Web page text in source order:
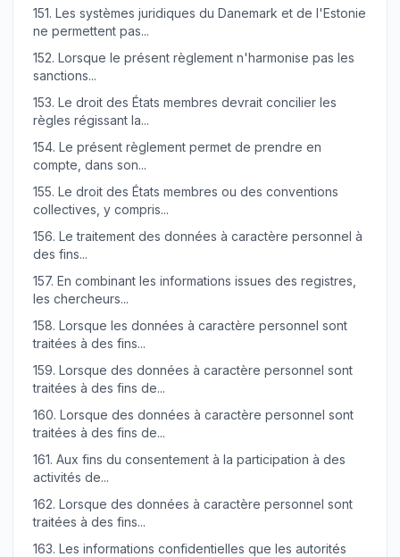
151. Les systèmes juridiques du Danemark et de l'Estonie
ne permettent pas...
152. Lorsque le présent règlement n'harmonise pas les
sanctions...
153. Le droit des États membres devrait concilier les
règles régissant la...
154. Le présent règlement permet de prendre en
compte, dans son...
155. Le droit des États membres ou des conventions
collectives, y compris...
156. Le traitement des données à caractère personnel à
des fins...
157. En combinant les informations issues des registres,
les chercheurs...
158. Lorsque les données à caractère personnel sont
traitées à des fins...
159. Lorsque des données à caractère personnel sont
traitées à des fins de...
160. Lorsque des données à caractère personnel sont
traitées à des fins de...
161. Aux fins du consentement à la participation à des
activités de...
162. Lorsque des données à caractère personnel sont
traitées à des fins...
163. Les informations confidentielles que les autorités